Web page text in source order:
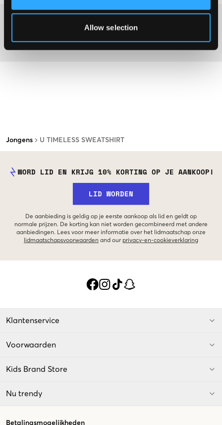
Allow selection
Jongens U TIMELESS SWEATSHIRT
WORD LID EN KRIJG 10% KORTING OP JE AANKOOP!
LID WORDEN
De aanbieding is geldig op je eerste aankoop als lid en geldt op
normale prijzen. De korting kan niet worden gecombineerd met andere
aanbiedingen. Lees voor meer informatie over het lidmaatschap onze
lidmaatschapsvoorwaarden and our privacy-en-cookieverklaring
Klantenservice
Voorwaarden
Kids Brand Store
Nu trendy
Betalingsmogelijkheden